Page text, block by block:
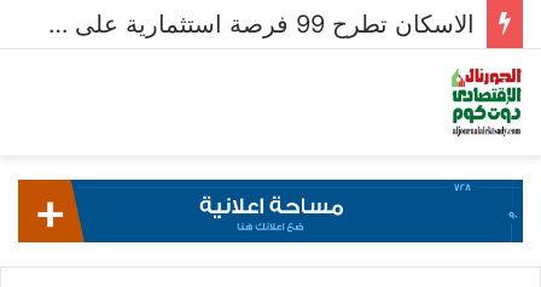
الاسكان تطرح 99 فرصة استثمارية على بوابة خدمات المستثمرين للشركات المصرية واستقبال 204 طلبات للشركات الأجنبية